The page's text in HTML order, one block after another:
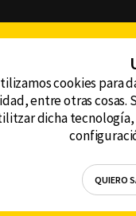
incluyendo
cookies para
entre otras cosas.
dicha
QUIERO